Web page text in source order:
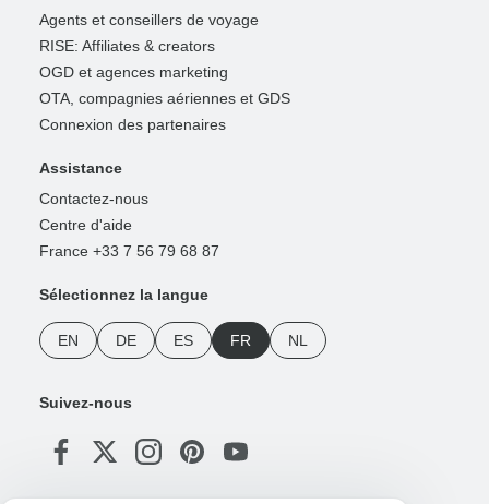
Agents et conseillers de voyage
RISE: Affiliates & creators
OGD et agences marketing
OTA, compagnies aériennes et GDS
Connexion des partenaires
Assistance
Contactez-nous
Centre d'aide
France +33 7 56 79 68 87
Sélectionnez la langue
EN DE ES FR NL
Suivez-nous